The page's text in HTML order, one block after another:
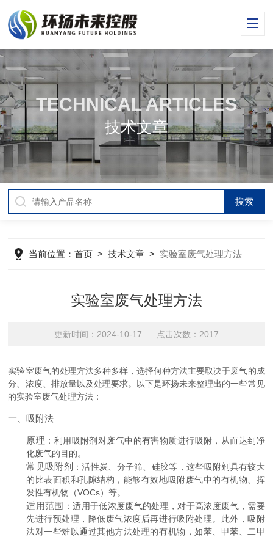
TECHNICAL ARTICLES
技术文章
当前位置：首页 >技术文章 > 实验室废气处理方法
实验室废气处理方法
更新时间：2024-10-17 点击次数：2017
实验室废气的处理方法多种多样，选择何种方法主要取决于废气的成
分、浓度、排放量以及处理要求。以下是环扬未来整理出的一些常见
的实验室废气处理方法：
一、吸附法
原理 ：利用吸附剂对废气中的有害物质进行吸附，从而达到净
化废气的目的。
常见吸附剂 ：活性炭、分子筛、硅胶等，这些吸附剂具有较大
的比表面积和孔隙结构，能够有效地吸附废气中的有机物、挥
发性有机物（VOCs）等。
适用范围 ：适用于低浓度废气的处理，对于高浓度废气，需要
先进行预处理，降低废气浓度后再进行吸附处理。此外，吸附
法对一些难以通过其他方法处理的有机物，如苯、甲苯、二甲